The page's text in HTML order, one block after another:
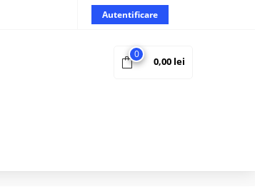
Autentificare
0
0,00 lei